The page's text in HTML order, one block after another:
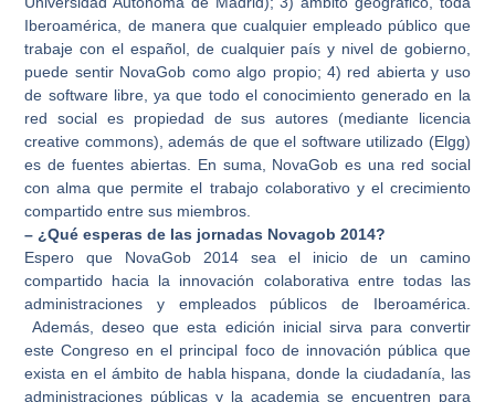
Iberoamérica, de manera que cualquier empleado público que
trabaje con el español, de cualquier país y nivel de gobierno,
puede sentir NovaGob como algo propio; 4) red abierta y uso
de software libre, ya que todo el conocimiento generado en la
red social es propiedad de sus autores (mediante licencia
creative commons), además de que el software utilizado (Elgg)
es de fuentes abiertas. En suma, NovaGob es una red social
con alma que permite el trabajo colaborativo y el crecimiento
compartido entre sus miembros.
– ¿Qué esperas de las jornadas Novagob 2014?
Espero que NovaGob 2014 sea el inicio de un camino
compartido hacia la innovación colaborativa entre todas las
administraciones y empleados públicos de Iberoamérica.
Además, deseo que esta edición inicial sirva para convertir
este Congreso en el principal foco de innovación pública que
exista en el ámbito de habla hispana, donde la ciudadanía, las
administraciones públicas y la academia se encuentren para